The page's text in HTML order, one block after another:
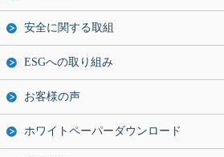
安全に関する取組
ESGへの取り組み
お客様の声
ホワイトペーパーダウンロード